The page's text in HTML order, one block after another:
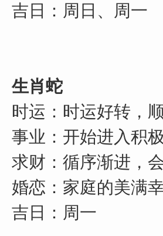
吉日：周日、周一
生肖蛇
时运：时运好转，
事业：开始进入积
求财：循序渐进，会
婚恋：家庭的美满
吉日：周一